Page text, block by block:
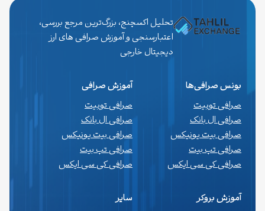
تحلیل اکسچنج، بزرگ‌ترین مرجع بررسی،
اعتبارسنجی و آموزش صرافی های ارز
دیجیتال خارجی
بونس صرافی‌ها
صرافی توبیت
صرافی ال بانک
صرافی بیت یونیکس
صرافی تپ بیت
صرافی کی سی ایکس
آموزش صرافی
صرافی توبیت
صرافی ال بانک
صرافی بیت یونیکس
صرافی تپ بیت
صرافی کی سی ایکس
آموزش بروکر سایر